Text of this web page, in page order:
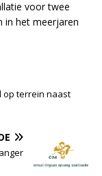
voor twee
in het meerjaren
op terrein naast